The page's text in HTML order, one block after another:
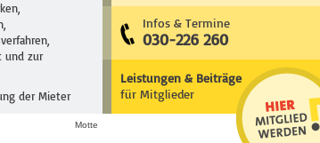
und zur
der Mieter
Infos & Termine
030-226 260
Leistungen & Beiträge
für Mitglieder
Motte